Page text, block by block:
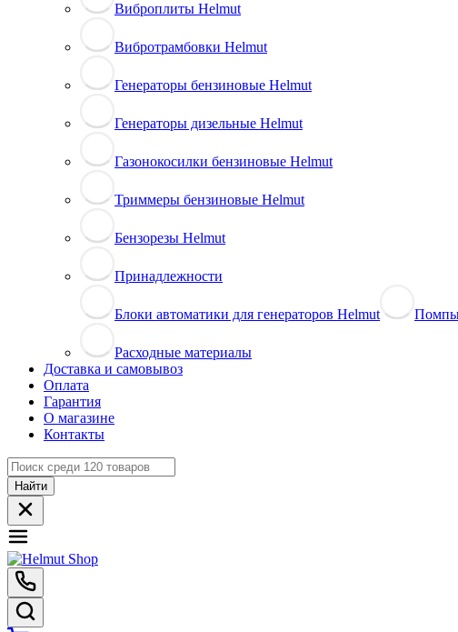
Виброплиты Helmut
Вибротрамбовки Helmut
Генераторы бензиновые Helmut
Генераторы дизельные Helmut
Газонокосилки бензиновые Helmut
Триммеры бензиновые Helmut
Бензорезы Helmut
Принадлежности
Блоки автоматики для генераторов Helmut Помпы
Расходные материалы
Доставка и самовывоз
Оплата
Гарантия
О магазине
Контакты
Найти